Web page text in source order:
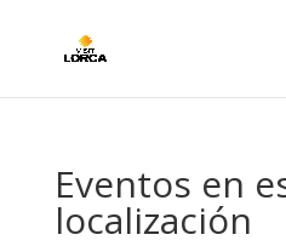
Eventos en
localización